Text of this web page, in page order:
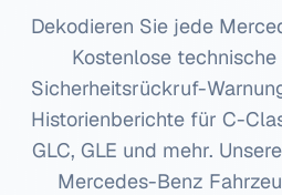
Dekodieren Sie jede
Kostenlose
Sicherheitsrückruf-
Historienberichte für C-
GLC, GLE und mehr.
Mercedes-Benz